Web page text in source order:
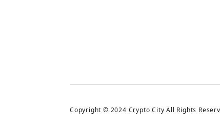
Copyright © 2024 Crypto City All Rights